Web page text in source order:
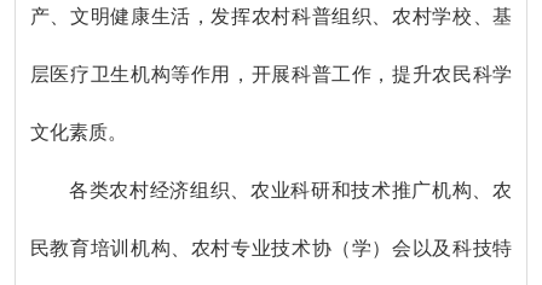
产、文明健康生活，发挥农村科普组织、农村学校、基
层医疗卫生机构等作用，开展科普工作，提升农民科学
文化素质。
各类农村经济组织、农业科研和技术推广机构、农
民教育培训机构、农村专业技术协（学）会以及科技特